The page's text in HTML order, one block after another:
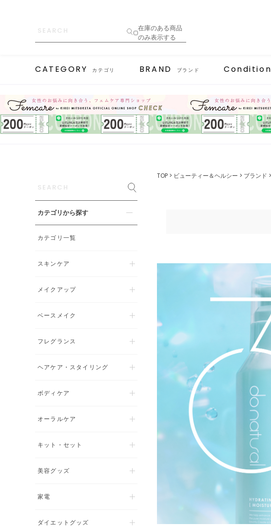
在庫のある商品
のみ表示する
CATEGORY カテゴリ BRAND ブランド Condition
カテゴリから探す
カテゴリ一覧
スキンケア
メイクアップ
ベースメイク
フレグランス
ヘアケア・スタイリング
ボディケア
オーラルケア
キット・セット
美容グッズ
家電
ダイエットグッズ
TOP ビューティー＆ヘルシー ブランド